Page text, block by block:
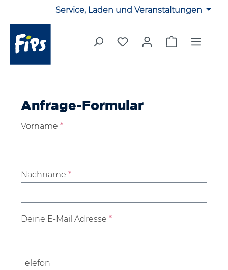
Zum Hauptinhalt springenService, Laden und Veranstaltungen
Du hast 0 Produkte auf
Warenkorb
Anfrage-Formular
Vorname *
Nachname *
Deine E-Mail Adresse *
Telefon